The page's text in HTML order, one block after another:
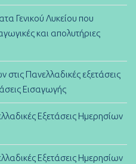
Γενικού Λυκείου που
και απολυτήριες
Πανελλαδικές εξετάσεις
Εισαγωγής
Εξετάσεις Ημερησίων
Εξετάσεις Ημερησίων